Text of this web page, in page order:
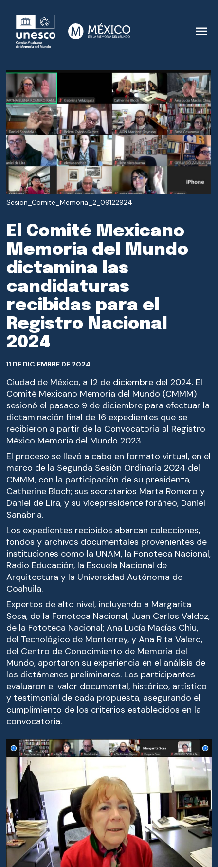
MEMORIA DEL MUNDO
COMITÉ
MÉXICO EN LA MEMORIA DEL MUNDO
CONVOCATORIAS
CONTACTO
Sesion_Comite_Memoria_2_09122924
El Comité Mexicano
Memoria del Mundo
dictamina las
candidaturas
recibidas para el
Registro Nacional
2024
11 DE DICIEMBRE DE 2024
Ciudad de México, a 12 de diciembre del 2024. El
Comité Mexicano Memoria del Mundo (CMMM)
sesionó el pasado 9 de diciembre para efectuar la
dictaminación final de 16 expedientes que se
recibieron a partir de la Convocatoria al Registro
México Memoria del Mundo 2023.
El proceso se llevó a cabo en formato virtual, en el
marco de la Segunda Sesión Ordinaria 2024 del
CMMM, con la participación de su presidenta,
Catherine Bloch; sus secretarios Marta Romero y
Daniel de Lira, y su vicepresidente foráneo, Daniel
Sanabria.
Los expedientes recibidos abarcan colecciones,
fondos y archivos documentales provenientes de
instituciones como la UNAM, la Fonoteca Nacional,
Radio Educación, la Escuela Nacional de
Arquitectura y la Universidad Autónoma de
Coahuila.
Expertos de alto nivel, incluyendo a Margarita
Sosa, de la Fonoteca Nacional, Juan Carlos Valdez,
de la Fototeca Nacional; Ana Lucía Macías Chiu,
del Tecnológico de Monterrey, y Ana Rita Valero,
del Centro de Conocimiento de Memoria del
Mundo, aportaron su experiencia en el análisis de
los dictámenes preliminares. Los participantes
evaluaron el valor documental, histórico, artístico
y testimonial de cada propuesta, asegurando el
cumplimiento de los criterios establecidos en la
convocatoria.